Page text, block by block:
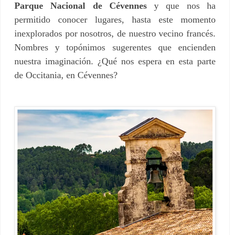
Parque Nacional de Cévennesy que nos ha
permitido conocer lugares, hasta este momento
inexplorados por nosotros, de nuestro vecino francés.
Nombres y topónimos sugerentes que encienden
nuestra imaginación. ¿Qué nos espera en esta parte
de Occitania, en Cévennes?